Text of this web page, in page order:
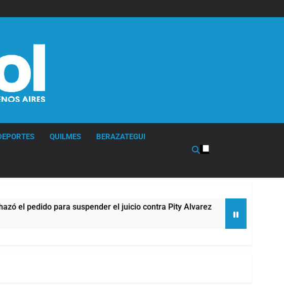
QUILMES BERAZATEGUI
para suspender el juicio contra Pity Alvarez
9 Horas Atrás